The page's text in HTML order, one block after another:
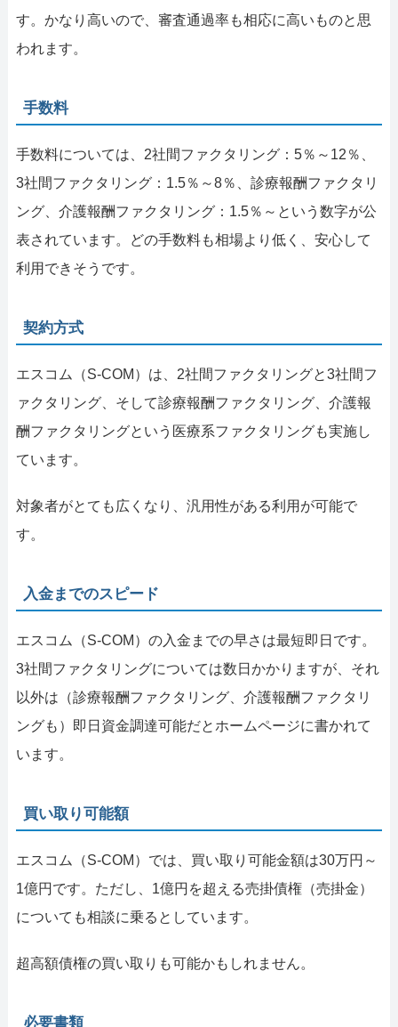
す。かなり高いので、審査通過率も相応に高いものと思
われます。
手数料
手数料については、2社間ファクタリング：5％～12％、
3社間ファクタリング：1.5％～8％、診療報酬ファクタリ
ング、介護報酬ファクタリング：1.5％～という数字が公
表されています。どの手数料も相場より低く、安心して
利用できそうです。
契約方式
エスコム（S-COM）は、2社間ファクタリングと3社間フ
ァクタリング、そして診療報酬ファクタリング、介護報
酬ファクタリングという医療系ファクタリングも実施し
ています。
対象者がとても広くなり、汎用性がある利用が可能で
す。
入金までのスピード
エスコム（S-COM）の入金までの早さは最短即日です。
3社間ファクタリングについては数日かかりますが、それ
以外は（診療報酬ファクタリング、介護報酬ファクタリ
ングも）即日資金調達可能だとホームページに書かれて
います。
買い取り可能額
エスコム（S-COM）では、買い取り可能金額は30万円～
1億円です。ただし、1億円を超える売掛債権（売掛金）
についても相談に乗るとしています。
超高額債権の買い取りも可能かもしれません。
必要書類